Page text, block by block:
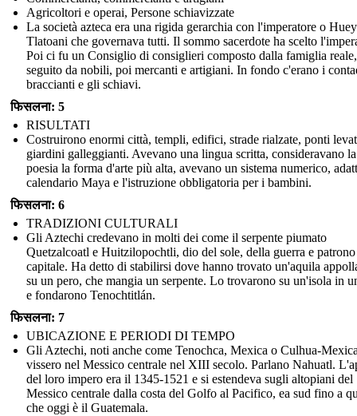
Agricoltori e operai, Persone schiavizzate
La società azteca era una rigida gerarchia con l'imperatore o Huey
Tlatoani che governava tutti. Il sommo sacerdote ha scelto
Poi ci fu un Consiglio di consiglieri composto dalla famiglia reale,
seguito da nobili, poi mercanti e artigiani. In fondo c'erano i
braccianti e gli schiavi.
फिसलना: 5
RISULTATI
Costruirono enormi città, templi, edifici, strade rialzate, ponti
giardini galleggianti. Avevano una lingua scritta, consideravano la
poesia la forma d'arte più alta, avevano un sistema numerico,
calendario Maya e l'istruzione obbligatoria per i bambini.
फिसलना: 6
TRADIZIONI CULTURALI
Gli Aztechi credevano in molti dei come il serpente piumato
Quetzalcoatl e Huitzilopochtli, dio del sole, della guerra e
capitale. Ha detto di stabilirsi dove hanno trovato un'aquila
su un pero, che mangia un serpente. Lo trovarono su un'isola in
e fondarono Tenochtitlán.
फिसलना: 7
UBICAZIONE E PERIODI DI TEMPO
Gli Aztechi, noti anche come Tenochca, Mexica o Culhua-
vissero nel Messico centrale nel XIII secolo. Parlano Nahuatl.
del loro impero era il 1345-1521 e si estendeva sugli altopiani del
Messico centrale dalla costa del Golfo al Pacifico, ea sud fino a
che oggi è il Guatemala.